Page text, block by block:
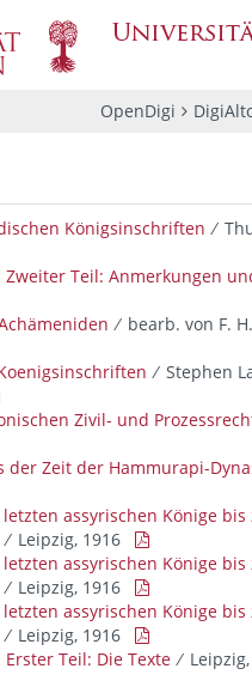
OpenDigi
Königsinschriften ∕
Zweiter Teil: Anmerkungen
∕ bearb. von F.
∕ Stephen
Zivil- und
der Zeit der Hammurapi-
assyrischen Könige
Leipzig, 1916 
assyrischen Könige
Leipzig, 1916 
assyrischen Könige
Leipzig, 1916 
Teil: Die Texte ∕